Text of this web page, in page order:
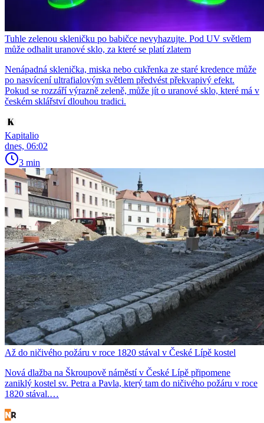
Tuhle zelenou skleničku po babičce nevyhazujte. Pod UV světlem
může odhalit uranové sklo, za které se platí zlatem
Nenápadná sklenička, miska nebo cukřenka ze staré kredence může
po nasvícení ultrafialovým světlem předvést překvapivý efekt.
Pokud se rozzáří výrazně zeleně, může jít o uranové sklo, které má v
českém sklářství dlouhou tradici.
Kapitalio
dnes, 06:02
3 min
Až do ničivého požáru v roce 1820 stával v České Lípě kostel
Nová dlažba na Škroupově náměstí v České Lípě připomene
zaniklý kostel sv. Petra a Pavla, který tam do ničivého požáru v roce
1820 stával.…